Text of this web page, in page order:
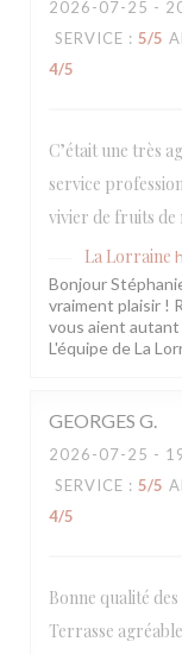
2026-07-25 -
SERVICE : 5/5
4/5
C’était une très
service
vivier de fruits de
La Lorraine
Bonjour
vraiment plaisir !
vous aient
L'équipe de La
GEORGES G
2026-07-25 -
SERVICE : 5/5
4/5
Bonne qualité
Terrasse